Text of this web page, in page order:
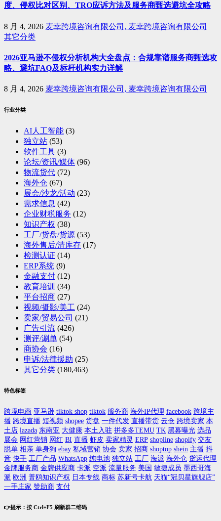
度、侵权比对区别、TRO应诉方法及服务商甄选避坑全攻略
8 月 4, 2026 麦幸跨境咨询有限公司, 麦幸跨境咨询有限公司
其它分类
2026亚马逊不侵权分析机构大全盘点：合规靠谱服务商甄选攻
略、避坑FAQ及标杆机构实力详解
8 月 4, 2026 麦幸跨境咨询有限公司, 麦幸跨境咨询有限公司
行业分类
AI人工智能 (3)
独立站 (53)
软件工具 (3)
论坛/资讯/媒体 (96)
物流货代 (72)
海外仓 (67)
展会/沙龙/活动 (23)
需求信息 (42)
企业财税服务 (12)
知识产权 (38)
工厂/货盘/货源 (53)
海外售后/清库存 (17)
检测认证 (14)
ERP系统 (9)
金融支付 (12)
教育培训 (34)
平台招商 (27)
视频/摄影/美工 (24)
卖家/贸易公司 (21)
广告引流 (426)
测评/涮单 (54)
商协会 (16)
申诉/法律援助 (25)
其它分类 (180,463)
特色标签
跨境电商 亚马逊 tiktok shop tiktok 服务商 海外IP代理 facebook 跨境主
播 跨境直播 短视频 shopee 货盘 一件代发 直播带货 云仓 跨境卖家 本
土店 lazada 东南亚 大健康 本土入驻 拼多多TEMU TK 黑幕曝光 选品
展会 网红营销 网红 BI 直播 虾皮 卖家精灵 ERP shopline shopify 交友
脱单 相亲 单身狗 ebay 私域营销 协会 卖家 招商 shoptop shein 主播 抖
音 快手 工厂产品 WhatsApp 纯电池 独立站 工厂 海派 海外仓 货运代理
金牌服务商 金牌供应商 卡派 空派 流量服务 美国 敏捷成员 墨西哥海
派 欧洲 普鸥知识产权 日本专线 商标 苏新号卡航 天猫“冠贝星旗舰店”
一手庄家 赞助商 支付
👉提示：按 Ctrl+F5 刷新群二维码